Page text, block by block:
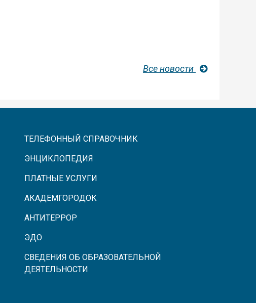
Все новости
ТЕЛЕФОННЫЙ СПРАВОЧНИК
ЭНЦИКЛОПЕДИЯ
ПЛАТНЫЕ УСЛУГИ
АКАДЕМГОРОДОК
АНТИТЕРРОР
ЭДО
СВЕДЕНИЯ ОБ ОБРАЗОВАТЕЛЬНОЙ
ДЕЯТЕЛЬНОСТИ